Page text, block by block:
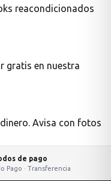
reacondicionados
gratis en nuestra
Avisa con fotos
de pago
Pago · Transferencia